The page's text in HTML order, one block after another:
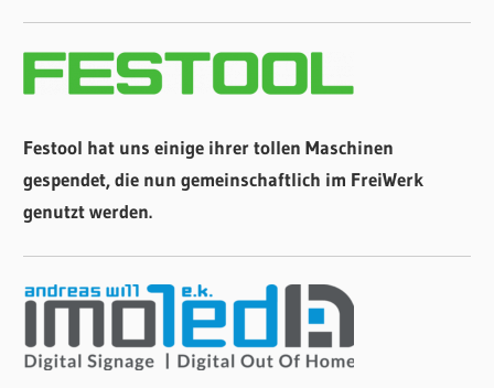
Festool hat uns einige ihrer tollen Maschinen
gespendet, die nun gemeinschaftlich im FreiWerk
genutzt werden.